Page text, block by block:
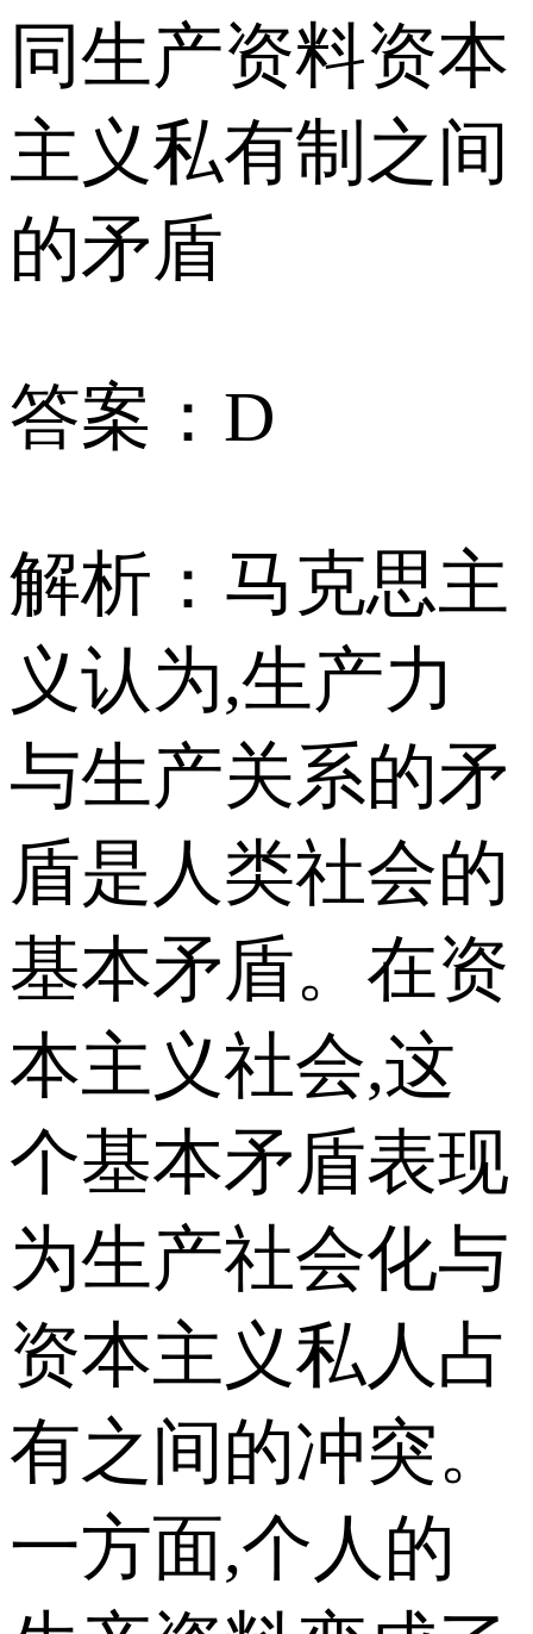
同生产资料资本
主义私有制之间
的矛盾
答案：D
解析：马克思主
义认为,生产力
与生产关系的矛
盾是人类社会的
基本矛盾。在资
本主义社会,这
个基本矛盾表现
为生产社会化与
资本主义私人占
有之间的冲突。
一方面,个人的